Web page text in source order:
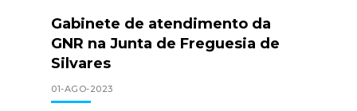
Gabinete de atendimento da
GNR na Junta de Freguesia de
Silvares
01-AGO-2023